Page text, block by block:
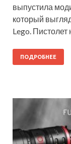
выпустила
который
Lego.
ПОДРОБНЕЕ